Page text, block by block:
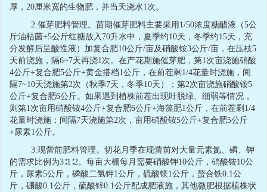
厚， 20厘米宽的生物肥，并当天浇水1 次。
2. 催芽肥料管理。苗期催芽肥料主要采用 1/50浓度糖醋液（5公
斤油枯菌+5公斤红糖放入 70升水中，夏季约10天，冬季约15天，充
分发酵后呈酸性液）加复合肥10公斤/亩及硝酸铵3公斤/亩，在压枝5
天前浇施，隔6~7天再浇1 次。在产花期施催芽肥，第1 次亩浇施硝酸
4公斤+复合肥5公斤+黄金搭档1 公斤，在前茬剩 1/4花量时浇施，间
隔7~10天浇施第2次（秋季7天，冬季10天）；第2次亩浇施硝酸铵5
公斤+复合肥6公斤。如果遇到植株前茬出现叶脱绿、细弱等情况，
则第1 次亩用硝酸铵4公斤+复合肥6公斤+海藻肥1 公斤，在前茬剩 1/4
花量时浇施；间隔7天浇施第2次，亩用硝酸铵5公斤+复合肥5公斤
+尿素1 公斤。
3. 现蕾前肥料管理。切花月季在现蕾前对大量元素氮、磷、钾
的需求比例为3 ∶1 ∶2 。每亩大棚每月需要硝酸钾10公斤，硝酸铵10公
斤，尿素5公斤，磷酸二氢钾1 公斤，硫酸镁1 公斤，螯合铁0.1 公
斤，硼酸0.1 公斤，硫酸锌0.1 公斤配成肥液施，其他微肥根据植株状